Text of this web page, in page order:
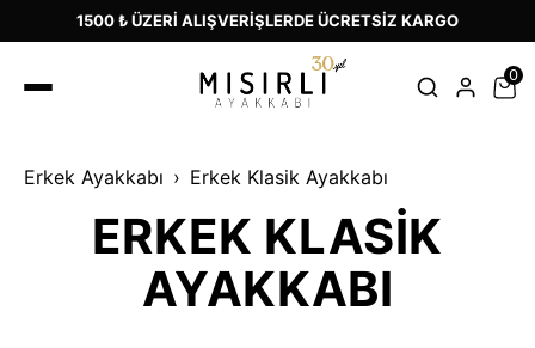
1500 ₺ ÜZERİ ALIŞVERİŞLERDE ÜCRETSİZ KARGO
0
Erkek Ayakkabı Erkek Klasik Ayakkabı
ERKEK KLASİK
AYAKKABI